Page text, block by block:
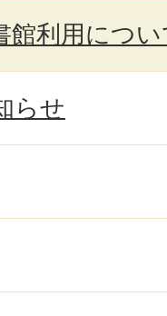
館利用につ
らせ